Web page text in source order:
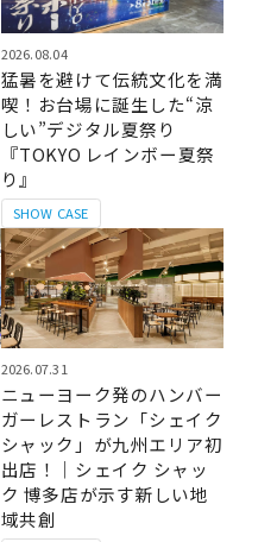
SHOW CASE
2026.08.04
猛暑を避けて伝統文化を満
喫！お台場に誕生した“涼
しい”デジタル夏祭り
『TOKYO レインボー夏祭
り』
2026.07.31
ニューヨーク発のハンバー
ガーレストラン「シェイク
シャック」が九州エリア初
出店！｜シェイク シャッ
ク 博多店が示す新しい地
域共創